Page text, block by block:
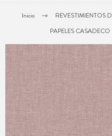
Inicio REVESTIMIENTOS
PAPELES CASADECO